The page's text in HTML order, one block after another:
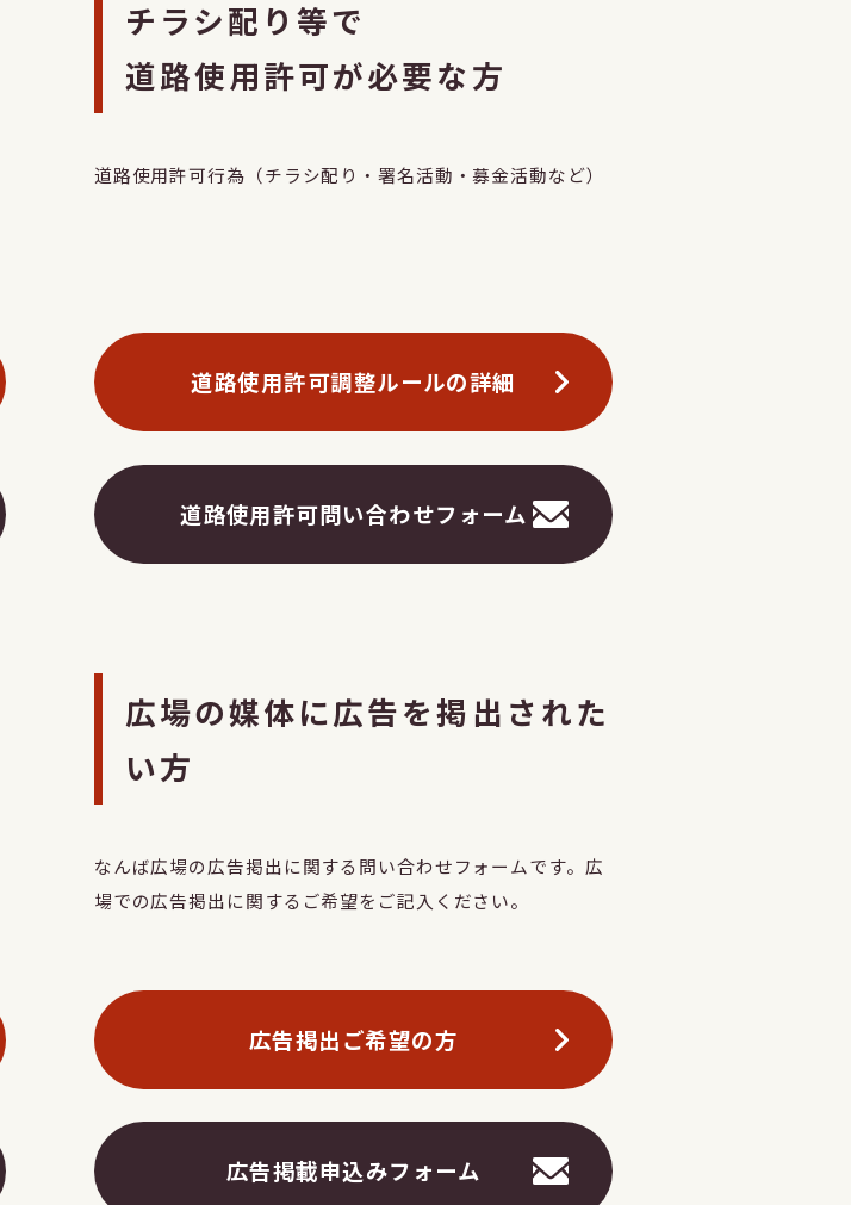
チラシ配り等で
道路使用許可が必要な方
道路使用許可行為（チラシ配り・署名活動・募金活動など）
道路使用許可調整ルールの詳細
道路使用許可問い合わせフォーム
広場の媒体に広告を掲出された
い方
なんば広場の広告掲出に関する問い合わせフォームです。広
場での広告掲出に関するご希望をご記入ください。
広告掲出ご希望の方
広告掲載申込みフォーム